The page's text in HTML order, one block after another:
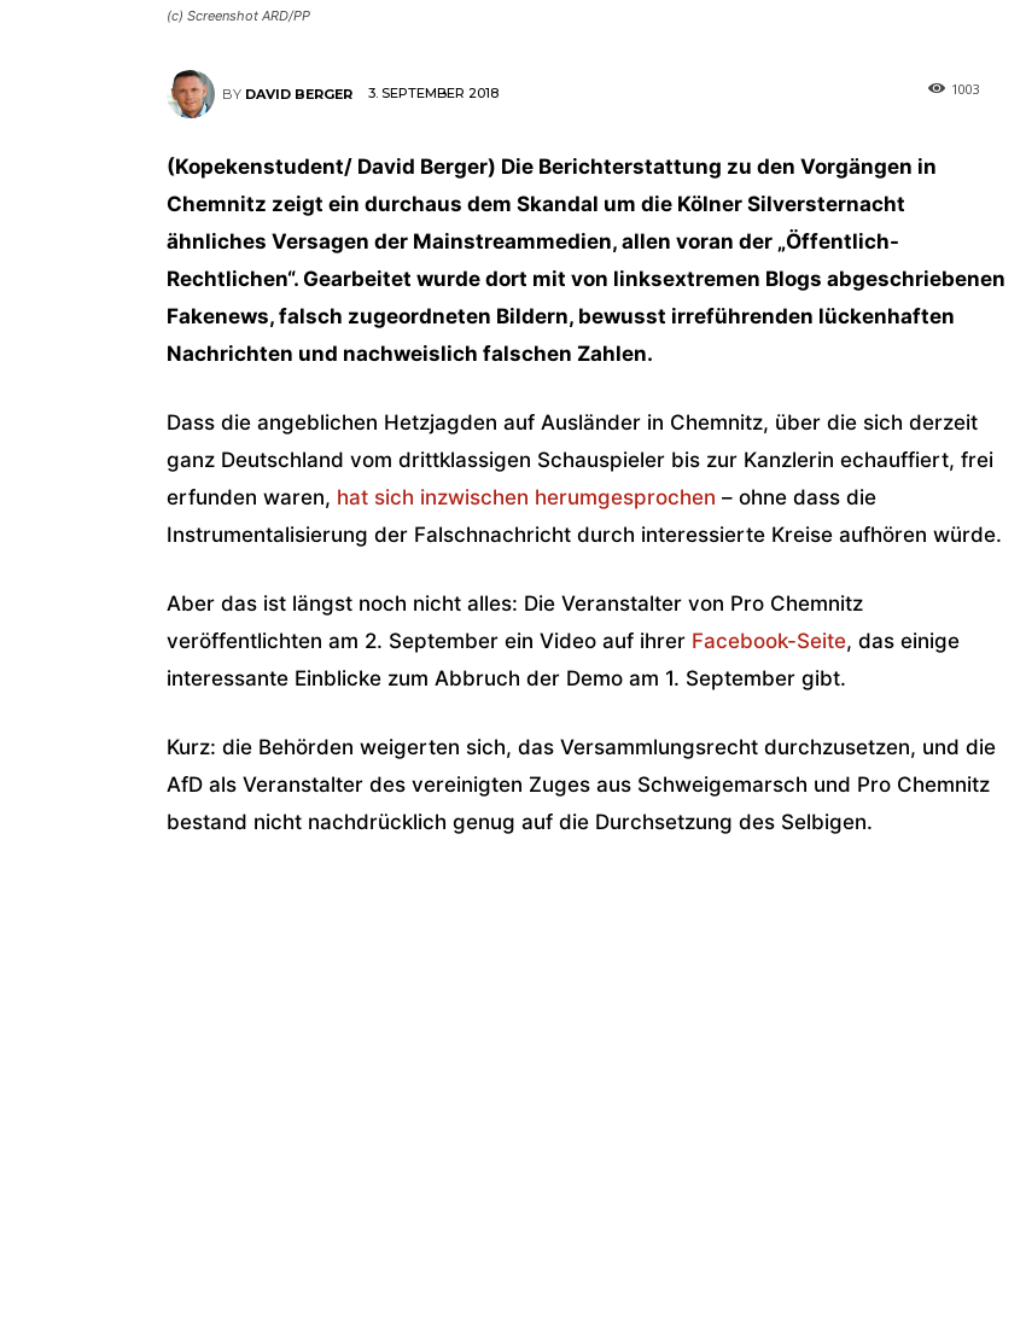
(c) Screenshot ARD/PP
BY DAVID BERGER 3. SEPTEMBER 2018 1003
(Kopekenstudent/ David Berger) Die Berichterstattung zu den Vorgängen in
Chemnitz zeigt ein durchaus dem Skandal um die Kölner Silversternacht
ähnliches Versagen der Mainstreammedien, allen voran der „Öffentlich-
Rechtlichen“. Gearbeitet wurde dort mit von linksextremen Blogs abgeschriebenen
Fakenews, falsch zugeordneten Bildern, bewusst irreführenden lückenhaften
Nachrichten und nachweislich falschen Zahlen.
Dass die angeblichen Hetzjagden auf Ausländer in Chemnitz, über die sich derzeit
ganz Deutschland vom drittklassigen Schauspieler bis zur Kanzlerin echauffiert, frei
erfunden waren, hat sich inzwischen herumgesprochen – ohne dass die
Instrumentalisierung der Falschnachricht durch interessierte Kreise aufhören würde.
Aber das ist längst noch nicht alles: Die Veranstalter von Pro Chemnitz
veröffentlichten am 2. September ein Video auf ihrer Facebook-Seite, das einige
interessante Einblicke zum Abbruch der Demo am 1. September gibt.
Kurz: die Behörden weigerten sich, das Versammlungsrecht durchzusetzen, und die
AfD als Veranstalter des vereinigten Zuges aus Schweigemarsch und Pro Chemnitz
bestand nicht nachdrücklich genug auf die Durchsetzung des Selbigen.